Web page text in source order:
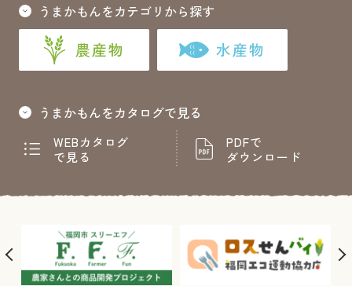
うまかもんをカテゴリから探す
農産物 水産物
うまかもんをカタログで見る
WEBカタログ
で見る
PDFで
ダウンロード